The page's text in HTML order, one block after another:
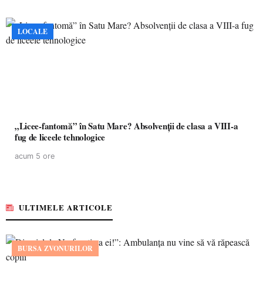
LOCALE
„Licee-fantomă” în Satu Mare? Absolvenții de clasa a VIII-a
fug de liceele tehnologice
acum 5 ore
ULTIMELE ARTICOLE
BURSA ZVONURILOR